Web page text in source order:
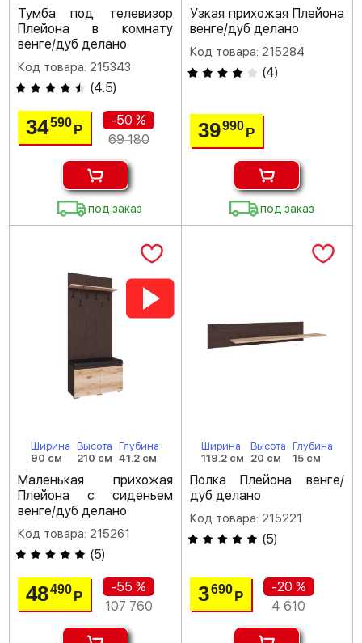
Тумба под телевизор
Плейона в комнату
венге/дуб делано
Код товара: 215343
(4.5)
34590Р
-50 %
69 180
под заказ
Узкая прихожая Плейона
венге/дуб делано
Код товара: 215284
(4)
39990 Р
под заказ
Ширина
90 см
Высота
210 см
Глубина
41.2 см
Маленькая прихожая
Плейона с сиденьем
венге/дуб делано
Код товара: 215261
(5)
48490Р
-55 %
107 760
Ширина
119.2 см
Высота
20 см
Глубина
15 см
Полка Плейона венге/
дуб делано
Код товара: 215221
(5)
3690 Р
-20 %
4 610